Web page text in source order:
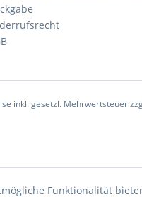
inkl. gesetzl. Mehrwertsteuer
Funktionalität